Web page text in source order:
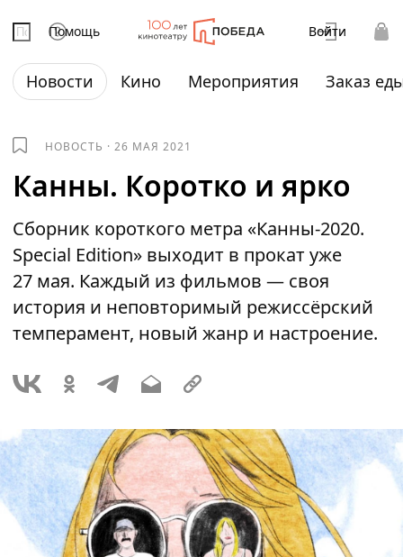
Помощь Войти
Новости Кино Мероприятия Заказ
НОВОСТЬ ·26 МАЯ 2021
Канны. Коротко и ярко
Сборник короткого метра «Канны-2020.
Special Edition» выходит в прокат уже
27 мая. Каждый из фильмов — своя
история и неповторимый режиссёрский
темперамент, новый жанр и настроение.